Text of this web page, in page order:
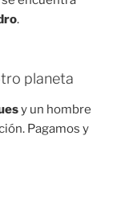
.
planeta
y un hombre
Pagamos y